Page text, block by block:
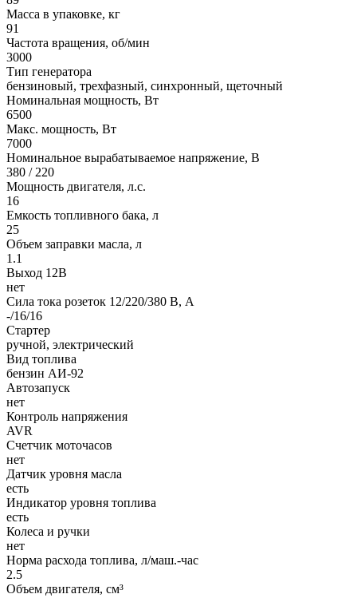
Масса в упаковке, кг
91
Частота вращения, об/мин
3000
Тип генератора
бензиновый, трехфазный, синхронный, щеточный
Номинальная мощность, Вт
6500
Макс. мощность, Вт
7000
Номинальное вырабатываемое напряжение, В
380 / 220
Мощность двигателя, л.с.
16
Емкость топливного бака, л
25
Объем заправки масла, л
1.1
Выход 12В
нет
Сила тока розеток 12/220/380 В, А
-/16/16
Стартер
ручной, электрический
Вид топлива
бензин АИ-92
Автозапуск
нет
Контроль напряжения
AVR
Счетчик моточасов
нет
Датчик уровня масла
есть
Индикатор уровня топлива
есть
Колеса и ручки
нет
Норма расхода топлива, л/маш.-час
2.5
Объем двигателя, см³